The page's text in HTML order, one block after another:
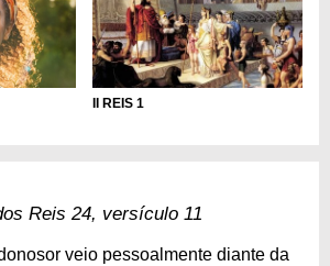
II REIS 1
Reis 24, versículo 11
veio pessoalmente diante da